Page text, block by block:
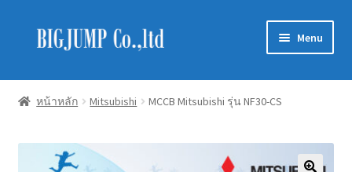
Skip
Skip
Menu
Schneider Electric
EVE Lighting
หน้าหลัก Mitsubishi MCCB Mitsubishi รุ่น NF30-CS